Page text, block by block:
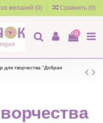
желаний (0) Сравнить (0)
0
для творчества "Добрая